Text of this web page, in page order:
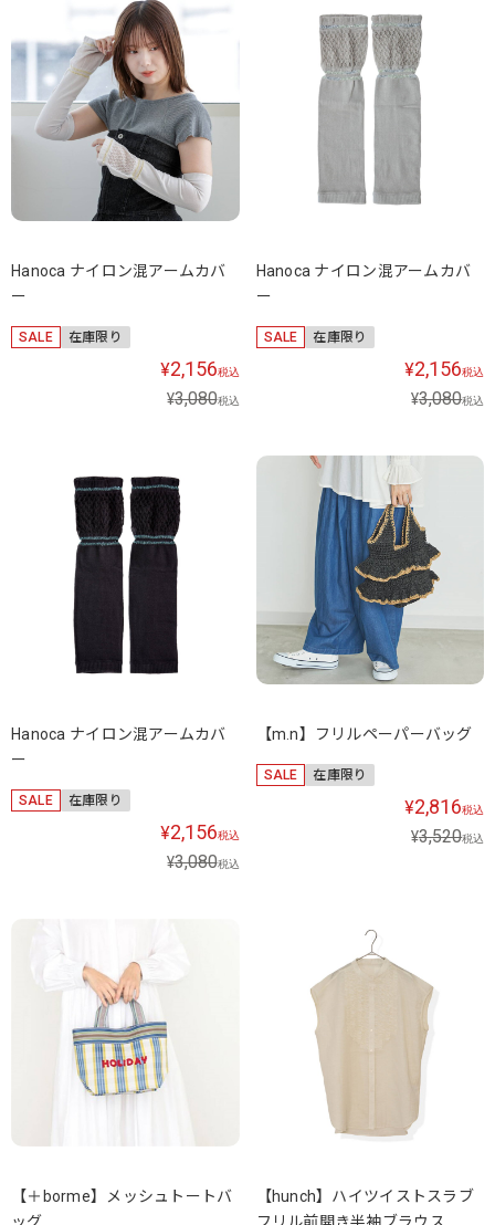
Hanoca ナイロン混アームカバ
ー
SALE 在庫限り
¥2,156税込
¥3,080税込
Hanoca ナイロン混アームカバ
ー
SALE 在庫限り
¥2,156税込
¥3,080税込
Hanoca ナイロン混アームカバ
ー
SALE 在庫限り
¥2,156税込
¥3,080税込
【m.n】フリルペーパーバッグ
SALE 在庫限り
¥2,816税込
¥3,520税込
【＋borme】メッシュトートバ
【hunch】ハイツイストスラブ